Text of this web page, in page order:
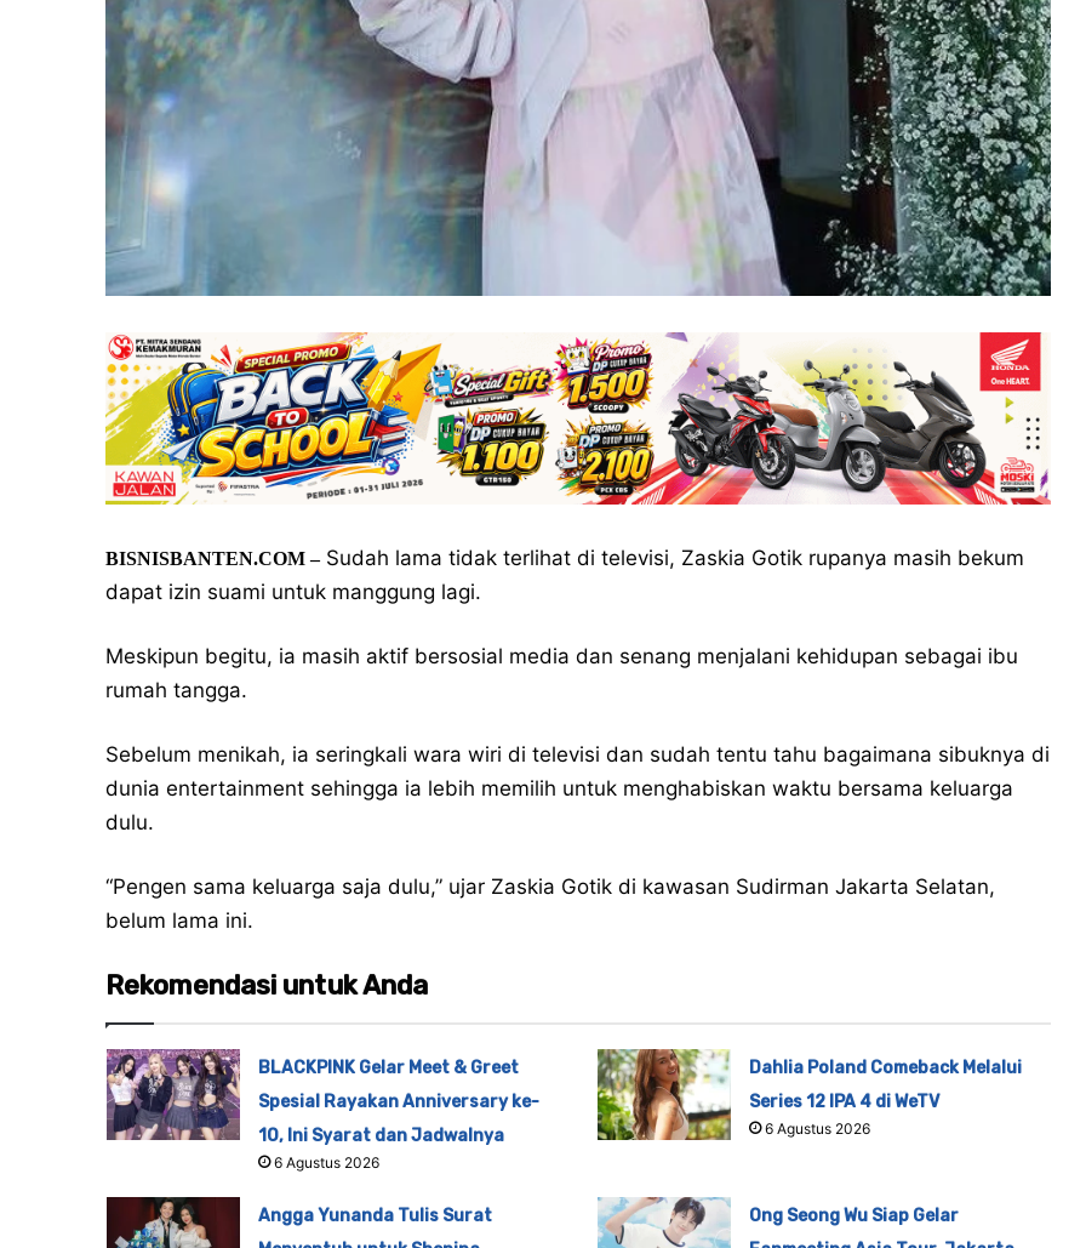
BISNISBANTEN.COM –Sudah lama tidak terlihat di televisi, Zaskia Gotik rupanya masih bekum
dapat izin suami untuk manggung lagi.
Meskipun begitu, ia masih aktif bersosial media dan senang menjalani kehidupan sebagai ibu
rumah tangga.
Sebelum menikah, ia seringkali wara wiri di televisi dan sudah tentu tahu bagaimana sibuknya di
dunia entertainment sehingga ia lebih memilih untuk menghabiskan waktu bersama keluarga
dulu.
“Pengen sama keluarga saja dulu,” ujar Zaskia Gotik di kawasan Sudirman Jakarta Selatan,
belum lama ini.
Rekomendasi untuk Anda
BLACKPINK Gelar Meet & Greet
Spesial Rayakan Anniversary ke-
10, Ini Syarat dan Jadwalnya
6 Agustus 2026
Dahlia Poland Comeback Melalui
Series 12 IPA 4 di WeTV
6 Agustus 2026
Angga Yunanda Tulis Surat
Ong Seong Wu Siap Gelar